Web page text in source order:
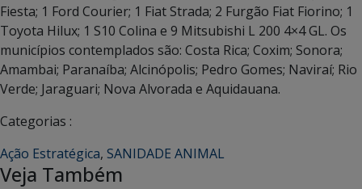
Fiesta; 1 Ford Courier; 1 Fiat Strada; 2 Furgão Fiat Fiorino; 1
Toyota Hilux; 1 S10 Colina e 9 Mitsubishi L 200 4×4 GL. Os
municípios contemplados são: Costa Rica; Coxim; Sonora;
Amambai; Paranaíba; Alcinópolis; Pedro Gomes; Naviraí; Rio
Verde; Jaraguari; Nova Alvorada e Aquidauana.
Categorias :
Ação Estratégica, SANIDADE ANIMAL
Veja Também